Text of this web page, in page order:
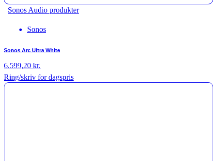
Sonos Audio produkter
Sonos
Sonos Arc Ultra White
6.599,20 kr.
Ring/skriv for dagspris